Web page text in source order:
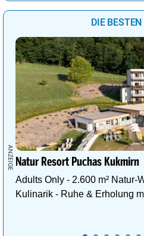
DIE
Natur Resort Puchas Kukmirn
Adults Only - 2.600 m² Natur-
Kulinarik - Ruhe & Erholung